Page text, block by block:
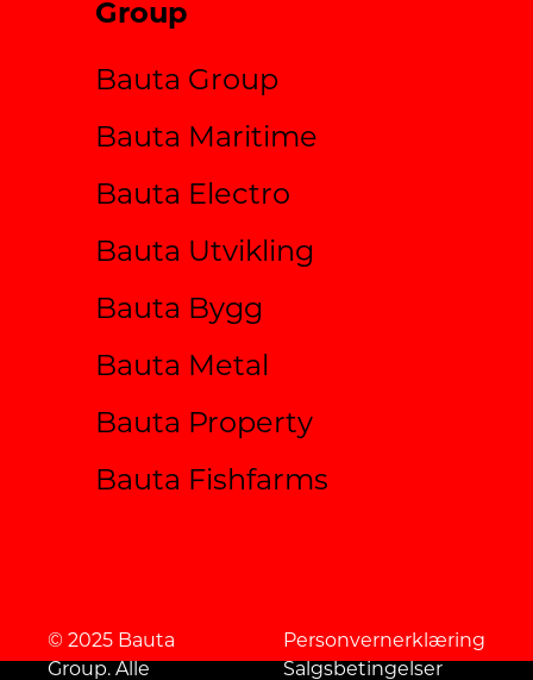
Group
Bauta Group
Bauta Maritime
Bauta Electro
Bauta Utvikling
Bauta Bygg
Bauta Metal
Bauta Property
Bauta Fishfarms
© 2025 Bauta
Group. Alle
Personvernerklæring
Salgsbetingelser